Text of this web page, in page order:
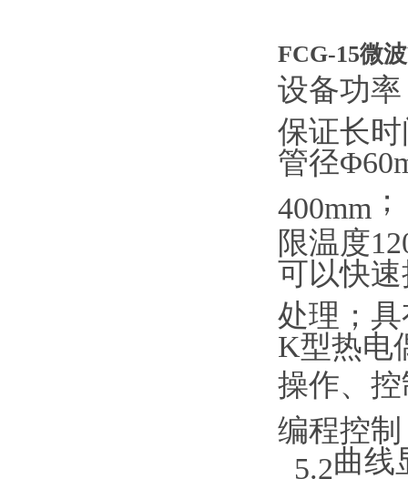
FCG-15微
设备功率
保证长
管径
400mm
限温度
可以快
处理；
K型热电
操作、
编程控
5.2曲线